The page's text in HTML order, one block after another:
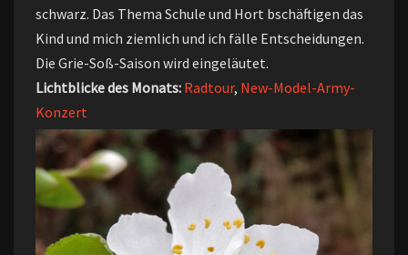
schwarz. Das Thema Schule und Hort bschäftigen das
Kind und mich ziemlich und ich fälle Entscheidungen.
Die Grie-Soß-Saison wird eingeläutet.
Lichtblicke des Monats: Radtour, New-Model-Army-
Konzert